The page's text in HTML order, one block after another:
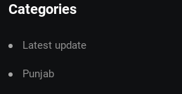
Categories
Latest update
Punjab